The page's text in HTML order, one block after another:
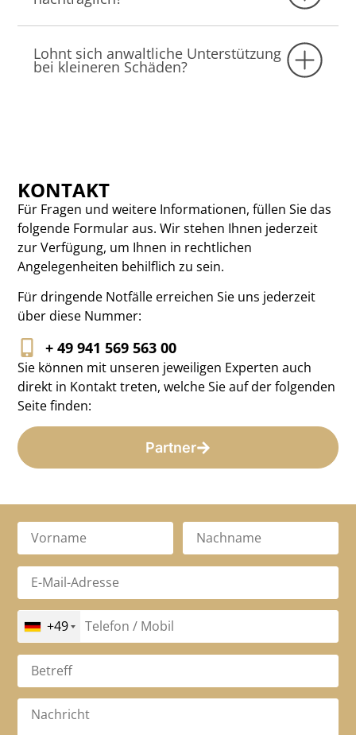
Lohnt sich anwaltliche Unterstützung
bei kleineren Schäden?
KONTAKT
Für Fragen und weitere Informationen, füllen Sie das
folgende Formular aus. Wir stehen Ihnen jederzeit
zur Verfügung, um Ihnen in rechtlichen
Angelegenheiten behilflich zu sein.
Für dringende Notfälle erreichen Sie uns jederzeit
über diese Nummer:
+ 49 941 569 563 00
Sie können mit unseren jeweiligen Experten auch
direkt in Kontakt treten, welche Sie auf der folgenden
Seite finden:
Partner
+49